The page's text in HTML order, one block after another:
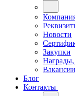
Новости
Закупки
Вакансии
Блог
Контакты